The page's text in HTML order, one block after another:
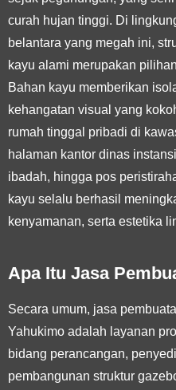
curah hujan tinggi. Di
belantara yang megah ini,
kayu alami merupakan
Bahan kayu memberikan
kehangatan visual yang
rumah tinggal pribadi di
halaman kantor dinas
ibadah, hingga pos
kayu selalu berhasil
kenyamanan, serta estetika
Apa Itu Jasa
Secara umum, jasa
Yahukimo adalah layanan
bidang perancangan,
pembangunan struktur